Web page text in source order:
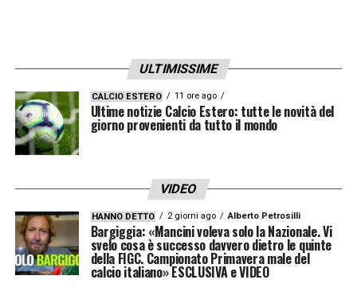
ULTIMISSIME
CALCIO ESTERO 11 ore ago
Ultime notizie Calcio Estero: tutte le novità del
giorno provenienti da tutto il mondo
VIDEO
HANNO DETTO 2 giorni ago Alberto Petrosilli
Bargiggia: «Mancini voleva solo la Nazionale. Vi
svelo cosa è successo davvero dietro le quinte
della FIGC. Campionato Primavera male del
calcio italiano» ESCLUSIVA e VIDEO